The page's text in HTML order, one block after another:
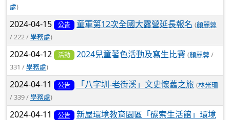
處)
2024-04-15 公告 童軍第12次全國大露營延長報名 (顏麗蓉
/ 222 /學務處)
2024-04-12 活動 2024兒童著色活動及寫生比賽 (顏麗蓉/
331 /學務處)
2024-04-11 公告 「八字圳-老街溪」文史懷舊之旅 (林光珊
/ 339 /學務處)
2024-04-11 公告
新屋環境教育園區「碳索生活館」環境